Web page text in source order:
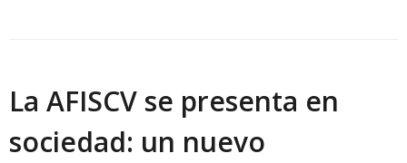
Galería de imágenes
La AFISCV se presenta en
sociedad: un nuevo